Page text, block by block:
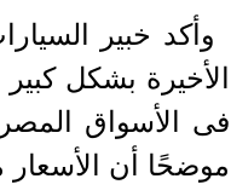
وأكد خبير
الأخيرة بشكل
موضحًا أن الأسعار